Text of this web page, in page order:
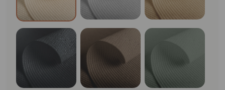
Graphite Meshnet®Dark Corten Meshnet®
Sage